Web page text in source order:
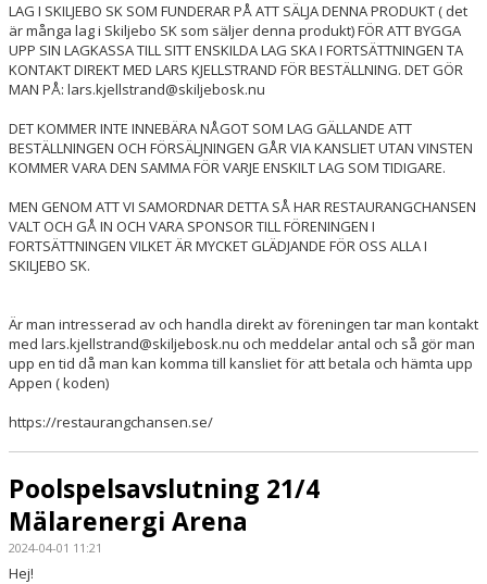
LAG I SKILJEBO SK SOM FUNDERAR PÅ ATT SÄLJA DENNA PRODUKT ( det
är många lag i Skiljebo SK som säljer denna produkt) FÖR ATT BYGGA
UPP SIN LAGKASSA TILL SITT ENSKILDA LAG SKA I FORTSÄTTNINGEN TA
KONTAKT DIREKT MED LARS KJELLSTRAND FÖR BESTÄLLNING. DET GÖR
MAN PÅ: lars.kjellstrand@skiljebosk.nu
DET KOMMER INTE INNEBÄRA NÅGOT SOM LAG GÄLLANDE ATT
BESTÄLLNINGEN OCH FÖRSÄLJNINGEN GÅR VIA KANSLIET UTAN VINSTEN
KOMMER VARA DEN SAMMA FÖR VARJE ENSKILT LAG SOM TIDIGARE.
MEN GENOM ATT VI SAMORDNAR DETTA SÅ HAR RESTAURANGCHANSEN
VALT OCH GÅ IN OCH VARA SPONSOR TILL FÖRENINGEN I
FORTSÄTTNINGEN VILKET ÄR MYCKET GLÄDJANDE FÖR OSS ALLA I
SKILJEBO SK.
Är man intresserad av och handla direkt av föreningen tar man kontakt
med lars.kjellstrand@skiljebosk.nu och meddelar antal och så gör man
upp en tid då man kan komma till kansliet för att betala och hämta upp
Appen ( koden)
https://restaurangchansen.se/
Poolspelsavslutning 21/4
Mälarenergi Arena
2024-04-01 11:21
Hej!